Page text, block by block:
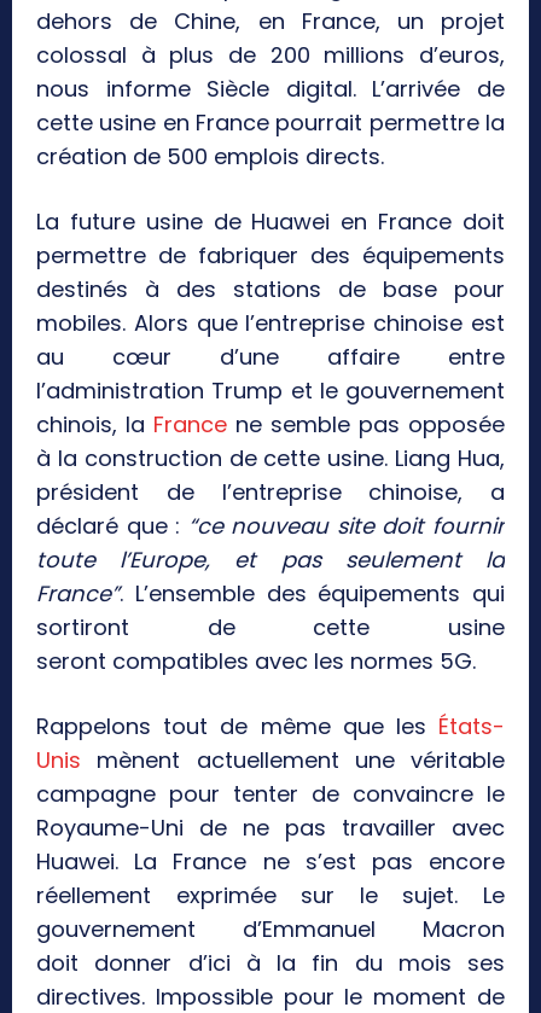
dehors de Chine, en France, un projet
colossal à plus de 200 millions d’euros,
nous informe Siècle digital. L’arrivée de
cette usine en France pourrait permettre la
création de 500 emplois directs.
La future usine de Huawei en France doit
permettre de fabriquer des équipements
destinés à des stations de base pour
mobiles. Alors que l’entreprise chinoise est
au cœur d’une affaire entre
l’administration Trump et le gouvernement
chinois, la France ne semble pas opposée
à la construction de cette usine. Liang Hua,
président de l’entreprise chinoise, a
déclaré que : “ce nouveau site doit fournir
toute l’Europe, et pas seulement la
France”. L’ensemble des équipements qui
sortiront de cette usine
seront compatibles avec les normes 5G.
Rappelons tout de même que les États-
Unis mènent actuellement une véritable
campagne pour tenter de convaincre le
Royaume-Uni de ne pas travailler avec
Huawei. La France ne s’est pas encore
réellement exprimée sur le sujet. Le
gouvernement d’Emmanuel Macron
doit donner d’ici à la fin du mois ses
directives. Impossible pour le moment de